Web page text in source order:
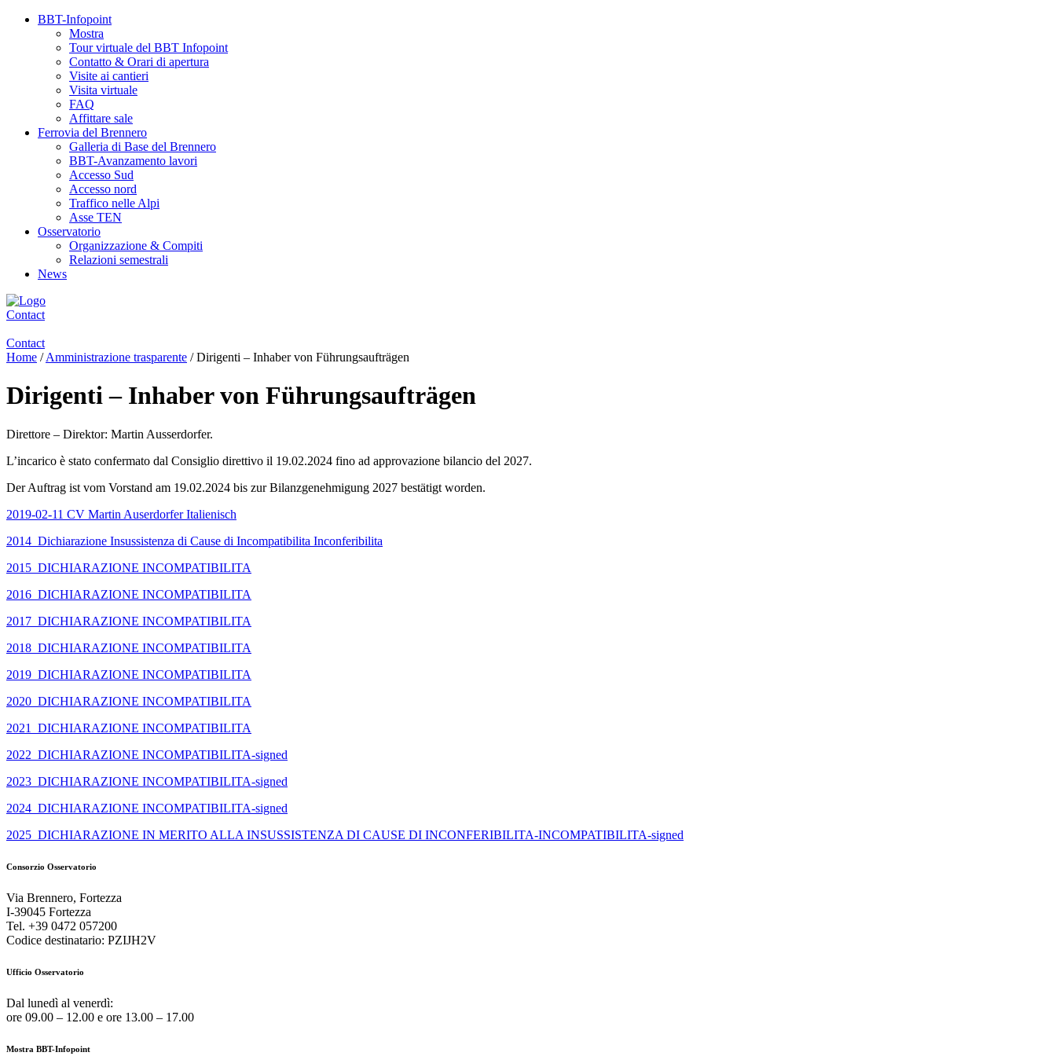
BBT-Infopoint
Mostra
Tour virtuale del BBT Infopoint
Contatto & Orari di apertura
Visite ai cantieri
Visita virtuale
FAQ
Affittare sale
Ferrovia del Brennero
Galleria di Base del Brennero
BBT-Avanzamento lavori
Accesso Sud
Accesso nord
Traffico nelle Alpi
Asse TEN
Osservatorio
Organizzazione & Compiti
Relazioni semestrali
News
Contact
Contact
Home /Amministrazione trasparente /Dirigenti – Inhaber von Führungsaufträgen
Dirigenti – Inhaber von Führungsaufträgen
Direttore – Direktor: Martin Ausserdorfer.
L’incarico è stato confermato dal Consiglio direttivo il 19.02.2024 fino ad approvazione bilancio del 2027.
Der Auftrag ist vom Vorstand am 19.02.2024 bis zur Bilanzgenehmigung 2027 bestätigt worden.
2019-02-11 CV Martin Auserdorfer Italienisch
2014_Dichiarazione Insussistenza di Cause di Incompatibilita Inconferibilita
2015_DICHIARAZIONE INCOMPATIBILITA
2016_DICHIARAZIONE INCOMPATIBILITA
2017_DICHIARAZIONE INCOMPATIBILITA
2018_DICHIARAZIONE INCOMPATIBILITA
2019_DICHIARAZIONE INCOMPATIBILITA
2020_DICHIARAZIONE INCOMPATIBILITA
2021_DICHIARAZIONE INCOMPATIBILITA
2022_DICHIARAZIONE INCOMPATIBILITA-signed
2023_DICHIARAZIONE INCOMPATIBILITA-signed
2024_DICHIARAZIONE INCOMPATIBILITA-signed
2025_DICHIARAZIONE IN MERITO ALLA INSUSSISTENZA DI CAUSE DI INCONFERIBILITA-INCOMPATIBILITA-signed
Consorzio Osservatorio
Via Brennero, Fortezza
I-39045 Fortezza
Tel. +39 0472 057200
Codice destinatario: PZIJH2V
Ufficio Osservatorio
Dal lunedì al venerdì:
ore 09.00 – 12.00 e ore 13.00 – 17.00
Mostra BBT-Infopoint